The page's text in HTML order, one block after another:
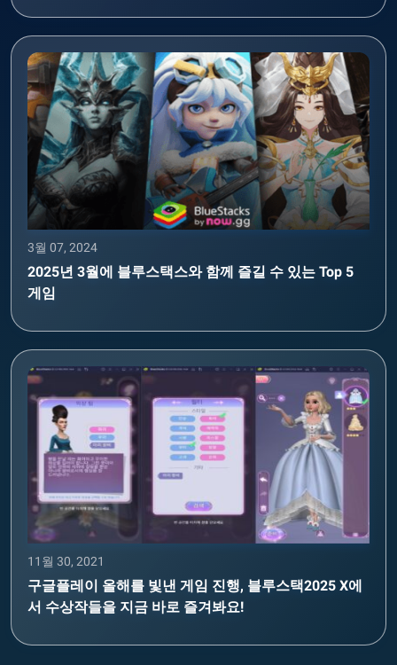
3월 07, 2024
2025년 3월에 블루스택스와 함께 즐길 수 있는 Top 5
게임
11월 30, 2021
구글플레이 올해를 빛낸 게임 진행, 블루스택2025 X에
서 수상작들을 지금 바로 즐겨봐요!